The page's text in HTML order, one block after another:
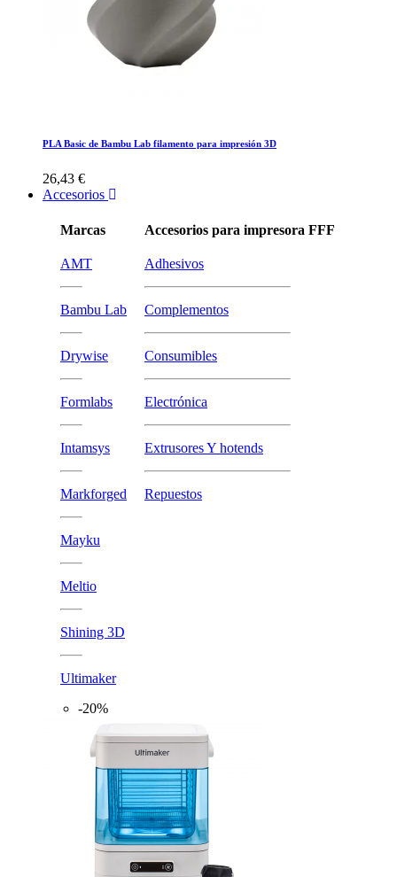
PLA Basic de Bambu Lab filamento para impresión 3D
26,43 €
Accesorios
Marcas
AMT
Bambu Lab
Drywise
Formlabs
Intamsys
Markforged
Mayku
Meltio
Shining 3D
Ultimaker
Accesorios para impresora FFF
Adhesivos
Complementos
Consumibles
Electrónica
Extrusores Y hotends
Repuestos
-20%